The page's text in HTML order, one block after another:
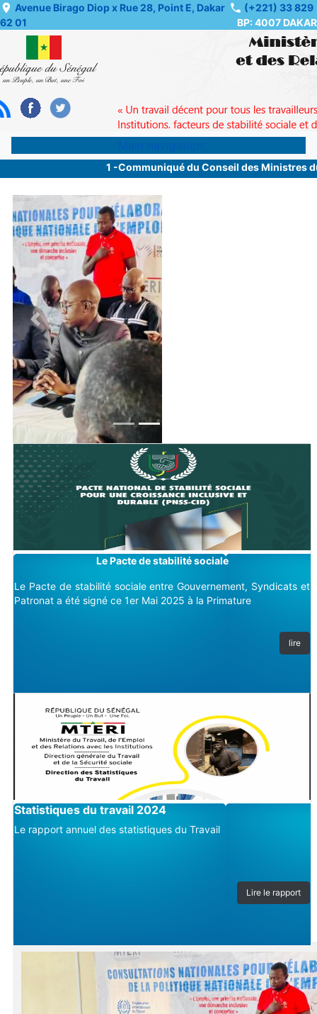
Skip
to
content
Avenue Birago Diop x Rue 28, Point E, Dakar
(+221) 33 829
62 01
BP: 4007 DAKAR
1 -Communiqué du Conseil des Ministres du
Previous
Image
Le Pacte de stabilité sociale
Le Pacte de stabilité sociale entre Gouvernement, Syndicats et
Patronat a été signé ce 1er Mai 2025 à la Primature
lire
Statistiques du travail 2024
Le rapport annuel des statistiques du Travail
Lire le rapport